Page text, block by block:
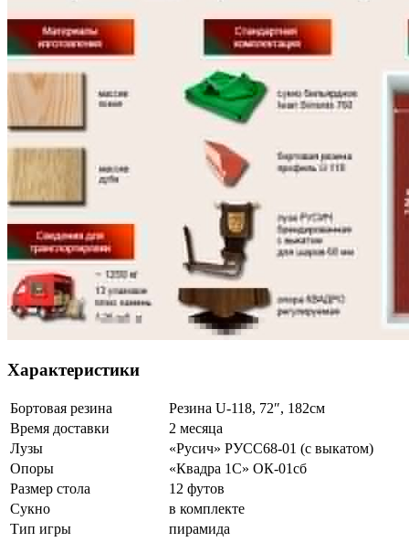
Характеристики
Бортовая резина
Резина U-118, 72″, 182см
Время доставки
2 месяца
Лузы
«Русич» РУСС68-01 (с выкатом)
Опоры
«Квадра 1С» ОК-01сб
Размер стола
12 футов
Сукно
в комплекте
Тип игры
пирамида